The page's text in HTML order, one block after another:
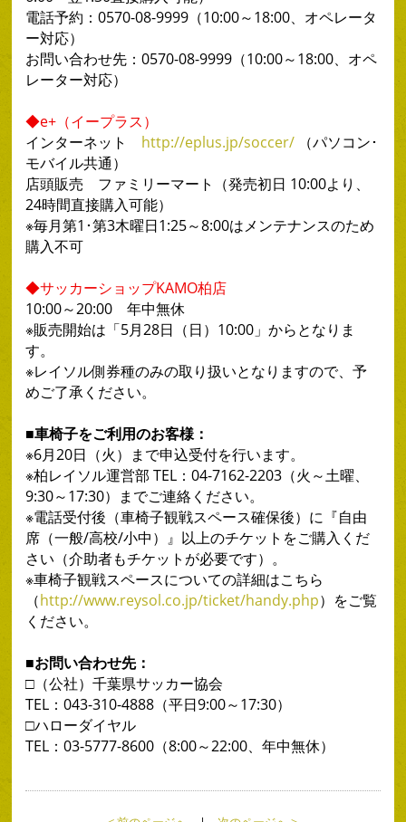
電話予約：0570-08-9999（10:00～18:00、オペレータ
ー対応）
お問い合わせ先：0570-08-9999（10:00～18:00、オペ
レーター対応）
◆e+（イープラス）
インターネット
http://eplus.jp/soccer/ （パソコン･
モバイル共通）
店頭販売 ファミリーマート（発売初日 10:00より、
24時間直接購入可能）
※毎月第1･第3木曜日1:25～8:00はメンテナンスのため
購入不可
◆サッカーショップKAMO柏店
10:00～20:00 年中無休
※販売開始は「5月28日（日）10:00」からとなりま
す。
※レイソル側券種のみの取り扱いとなりますので、予
めご了承ください。
■車椅子をご利用のお客様：
※6月20日（火）まで申込受付を行います。
※柏レイソル運営部 TEL：04-7162-2203（火～土曜、
9:30～17:30）までご連絡ください。
※電話受付後（車椅子観戦スペース確保後）に『自由
席（一般/高校/小中）』以上のチケットをご購入くだ
さい（介助者もチケットが必要です）。
※車椅子観戦スペースについての詳細はこちら
（http://www.reysol.co.jp/ticket/handy.php）をご覧
ください。
■お問い合わせ先：
□（公社）千葉県サッカー協会
TEL：043-310-4888（平日9:00～17:30）
□ハローダイヤル
TEL：03-5777-8600（8:00～22:00、年中無休）